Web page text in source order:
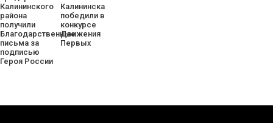
Калининского
района
получили
Благодарственные
письма за
подписью
Героя России
Калининска
победили в
конкурсе
Движения
Первых